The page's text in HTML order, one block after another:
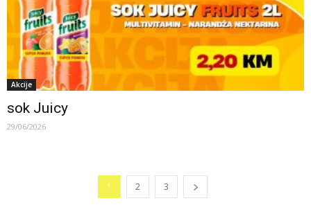
Akcije
sok Juicy
29/06/2026
1 2 3